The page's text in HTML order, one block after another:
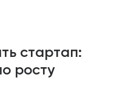
стартап:
росту